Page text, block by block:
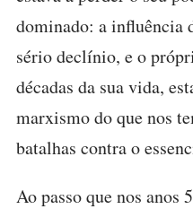
dominado: a influência
sério declínio, e o
décadas da sua vida,
marxismo do que nos
batalhas contra o
Ao passo que nos anos